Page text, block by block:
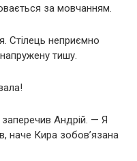
за мовчанням.
Стілець неприємно
тишу.
Андрій. — Я
наче Кира зобов’язана